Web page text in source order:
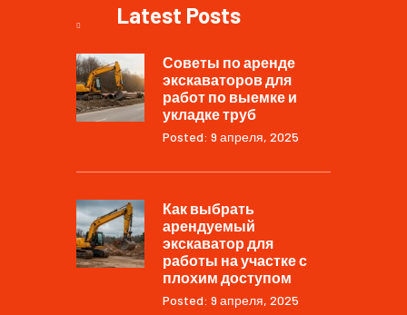
Latest Posts
Советы по аренде
экскаваторов для
работ по выемке и
укладке труб
Posted: 9 апреля, 2025
Как выбрать
арендуемый
экскаватор для
работы на участке с
плохим доступом
Posted: 9 апреля, 2025